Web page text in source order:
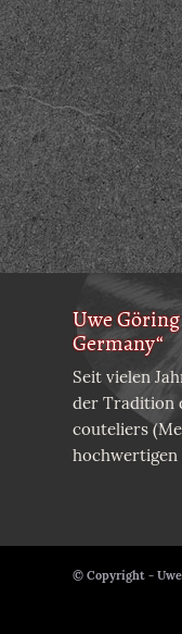
Uwe
Germany“
Seit vielen
der Tradition
couteliers
hochwertigen
© Copyright - Uwe